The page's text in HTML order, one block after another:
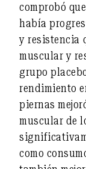
comprobó
había
y resistencia
muscular y
grupo
rendimiento
piernas
muscular de
como